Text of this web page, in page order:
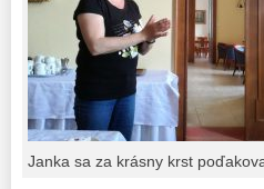
Janka sa za krásny krst